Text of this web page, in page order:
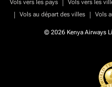
Vols vers les pays Vols vers les
|
Vols au départ des villes | Vols
© 2026 Kenya Airways